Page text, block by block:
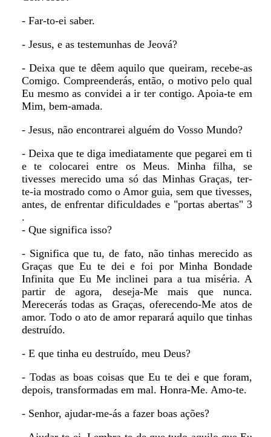
- Far-to-ei saber.
- Jesus, e as testemunhas de Jeová?
- Deixa que te dêem aquilo que queiram, recebe-as
Comigo. Compreenderás, então, o motivo pelo qual
Eu mesmo as convidei a ir ter contigo. Apoia-te em
Mim, bem-amada.
- Jesus, não encontrarei alguém do Vosso Mundo?
- Deixa que te diga imediatamente que pegarei em ti
e te colocarei entre os Meus. Minha filha, se
tivesses merecido uma só das Minhas Graças, ter-
te-ia mostrado como o Amor guia, sem que tivesses,
antes, de enfrentar dificuldades e "portas abertas" 3
.
- Que significa isso?
- Significa que tu, de fato, não tinhas merecido as
Graças que Eu te dei e foi por Minha Bondade
Infinita que Eu Me inclinei para a tua miséria. A
partir de agora, deseja-Me mais que nunca.
Merecerás todas as Graças, oferecendo-Me atos de
amor. Todo o ato de amor reparará aquilo que tinhas
destruído.
- E que tinha eu destruído, meu Deus?
- Todas as boas coisas que Eu te dei e que foram,
depois, transformadas em mal. Honra-Me. Amo-te.
- Senhor, ajudar-me-ás a fazer boas ações?